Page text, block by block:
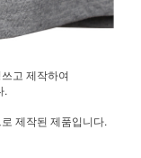
고 제작하여
.
제작된 제품입니다.